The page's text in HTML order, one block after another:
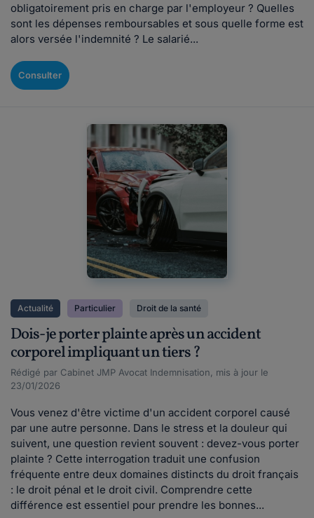
obligatoirement pris en charge par l'employeur ? Quelles
sont les dépenses remboursables et sous quelle forme est
alors versée l'indemnité ? Le salarié...
Consulter
Actualité Particulier Droit de la santé
Dois-je porter plainte après un accident
corporel impliquant un tiers ?
Rédigé par Cabinet JMP Avocat Indemnisation, mis à jour le
23/01/2026
Vous venez d'être victime d'un accident corporel causé
par une autre personne. Dans le stress et la douleur qui
suivent, une question revient souvent : devez-vous porter
plainte ? Cette interrogation traduit une confusion
fréquente entre deux domaines distincts du droit français
: le droit pénal et le droit civil. Comprendre cette
différence est essentiel pour prendre les bonnes...